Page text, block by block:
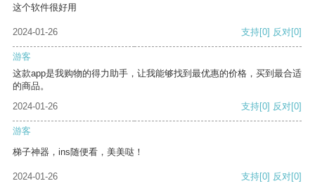
这个软件很好用
2024-01-26 支持[0] 反对[0]
游客
这款app是我购物的得力助手，让我能够找到最优惠的价格，买到最合适
的商品。
2024-01-26
支持[0] 反对[0]
游客
梯子神器，ins随便看，美美哒！
2024-01-26 支持[0] 反对[0]